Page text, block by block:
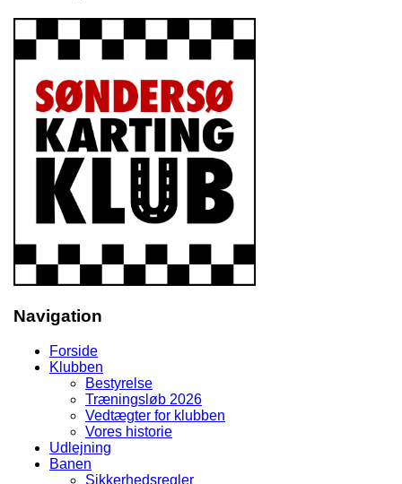
Navigation
Forside
Klubben
Bestyrelse
Træningsløb 2026
Vedtægter for klubben
Vores historie
Udlejning
Banen
Sikkerhedsregler